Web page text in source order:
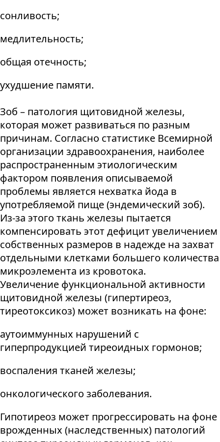
сонливость;
медлительность;
общая отечность;
ухудшение памяти.
Зоб – патология щитовидной железы,
которая может развиваться по разным
причинам. Согласно статистике Всемирной
организации здравоохранения, наиболее
распространенным этиологическим
фактором появления описываемой
проблемы является нехватка йода в
употребляемой пище (эндемический зоб).
Из-за этого ткань железы пытается
компенсировать этот дефицит увеличением
собственных размеров в надежде на захват
отдельными клетками большего количества
микроэлемента из кровотока.
Увеличение функциональной активности
щитовидной железы (гипертиреоз,
тиреотоксикоз) может возникать на фоне:
аутоиммунных нарушений с
гиперпродукцией тиреоидных гормонов;
воспаления тканей железы;
онкологического заболевания.
Гипотиреоз может прогрессировать на фоне
врожденных (наследственных) патологий